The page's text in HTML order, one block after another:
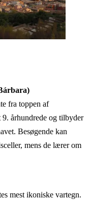
fra toppen af
9. århundrede og tilbyder
Besøgende kan
mens de lærer om
mest ikoniske vartegn.